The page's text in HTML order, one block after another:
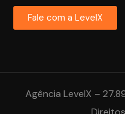
Fale com a LevelX
Agência LevelX –